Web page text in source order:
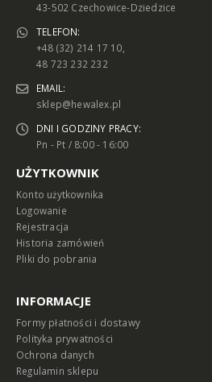
43-502 Czechowice-Dziedzice
TELEFON:
+48 (32) 214 17 10,
48 723 232 232
EMAIL:
sklep@hewalex.pl
DNI I GODZINY PRACY:
Pn - Pt / 8:00 - 16:00
UŻYTKOWNIK
Konto użytkownika
Logowanie
Rejestracja
Historia zamówień
Pliki do pobrania
INFORMACJE
Formy płatności i dostawy
Polityka prywatności
Ochrona danych
Regulamin sklepu